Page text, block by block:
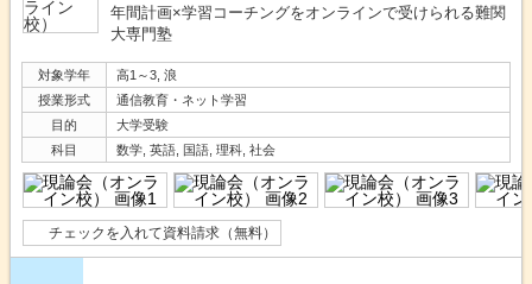
年間計画×学習コーチングをオンラインで受けられる難関
大専門塾
対象学年
高1～3, 浪
授業形式
通信教育・ネット学習
目的
大学受験
科目
数学, 英語, 国語, 理科, 社会
チェックを入れて資料請求（無料）